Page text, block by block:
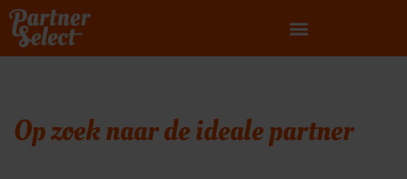
Ga
naar
de
Op zoek naar de ideale partner